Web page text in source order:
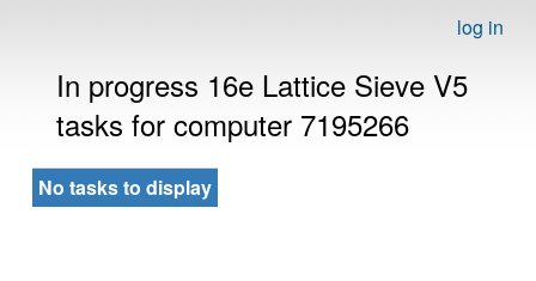
log in
In progress 16e Lattice Sieve V5
tasks for computer 7195266
No tasks to display